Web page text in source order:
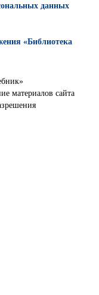
данных
«Библиотека
материалов сайта